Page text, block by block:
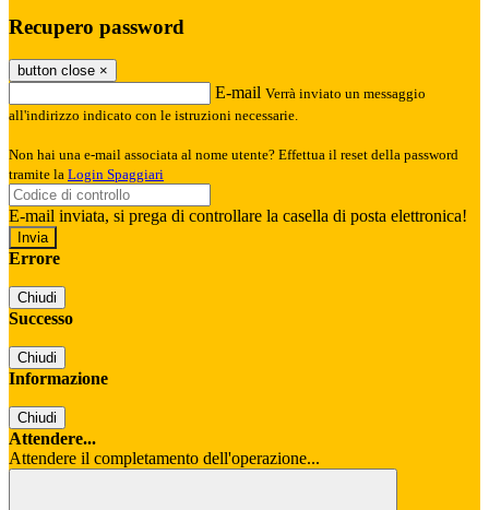
Recupero password
button close ×
E-mail Verrà inviato un messaggio
all'indirizzo indicato con le istruzioni necessarie.
Non hai una e-mail associata al nome utente? Effettua il reset della password
tramite la Login Spaggiari
E-mail inviata, si prega di controllare la casella di posta elettronica!
Errore
Chiudi
Successo
Chiudi
Informazione
Chiudi
Attendere...
Attendere il completamento dell'operazione...